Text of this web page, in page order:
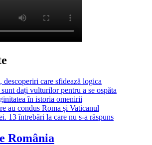
descoperiri care sfidează logica
dați vulturilor pentru a se ospăta
în istoria omenirii
au condus Roma și Vaticanul
13 întrebări la care nu s-a răspuns
România